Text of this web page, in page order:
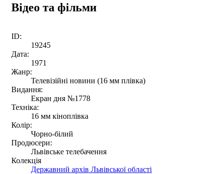
Відео та фільми
ID:
19245
Дата:
1971
Жанр:
Телевізійні новини (16 мм плівка)
Видання:
Екран дня №1778
Техніка:
16 мм кіноплівка
Колір:
Чорно-білий
Продюсери:
Львівське телебачення
Колекція
Державний архів Львівської області